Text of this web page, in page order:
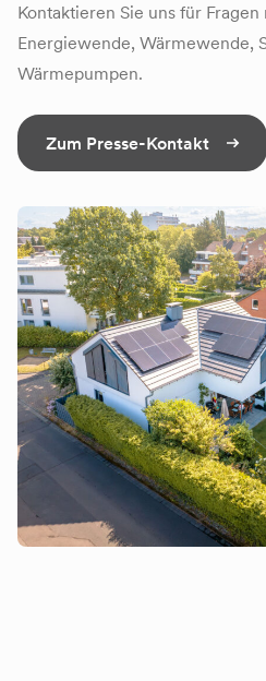
Kontaktieren Sie uns für
Energiewende, Wärmewende,
Wärmepumpen.
Zum Presse-Kontakt